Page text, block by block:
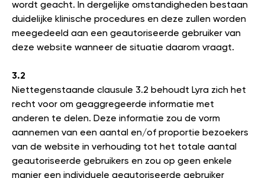
wordt geacht. In dergelijke omstandigheden bestaan
duidelijke klinische procedures en deze zullen worden
meegedeeld aan een geautoriseerde gebruiker van
deze website wanneer de situatie daarom vraagt.
3.2
Niettegenstaande clausule 3.2 behoudt Lyra zich het
recht voor om geaggregeerde informatie met
anderen te delen. Deze informatie zou de vorm
aannemen van een aantal en/of proportie bezoekers
van de website in verhouding tot het totale aantal
geautoriseerde gebruikers en zou op geen enkele
manier een individuele geautoriseerde gebruiker